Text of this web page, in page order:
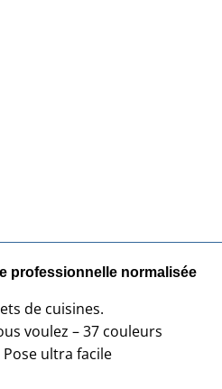
professionnelle normalisée
de cuisines.
voulez – 37 couleurs
ultra facile